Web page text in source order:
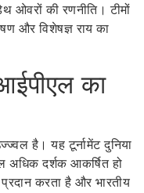
ओवरों की रणनीति। टीमों
और विशेषज्ञ राय का
का
है। यह टूर्नामेंट दुनिया
अधिक दर्शक आकर्षित हो
करता है और भारतीय